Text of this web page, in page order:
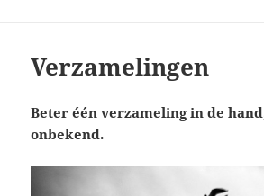
Verzamelingen
Beter één verzameling in de
onbekend.